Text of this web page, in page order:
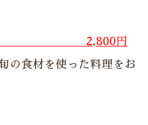
2,800円
の食材を使った料理をお